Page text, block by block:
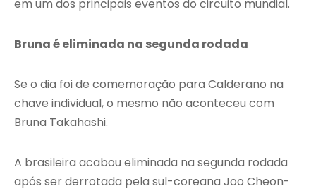
em um dos principais eventos do circuito mundial.
Bruna é eliminada na segunda rodada
Se o dia foi de comemoração para Calderano na
chave individual, o mesmo não aconteceu com
Bruna Takahashi.
A brasileira acabou eliminada na segunda rodada
após ser derrotada pela sul-coreana Joo Cheon-